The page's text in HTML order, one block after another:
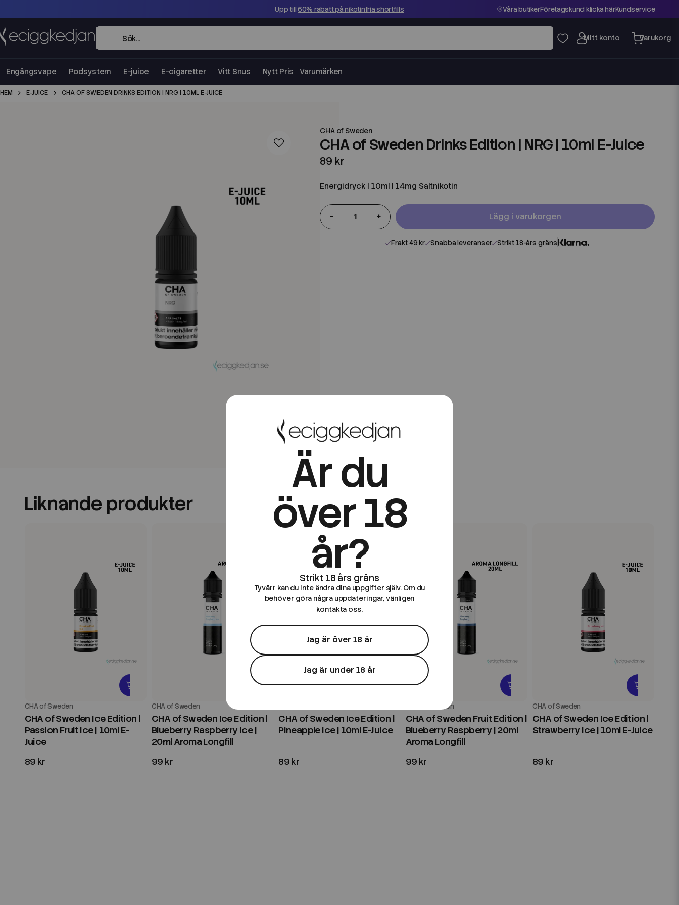
Upp till60% rabatt på nikotinfria shortfills Våra butikerFöretagskund klicka härKundservice
Engångsvape Podsystem E-juice E-cigaretter Vitt Snus Nytt Pris Varumärken
HEM E-JUICE CHA OF SWEDEN DRINKS EDITION | NRG | 10ML E-JUICE
CHA of Sweden
CHA of Sweden Drinks Edition | NRG | 10ml E-Juice
89 kr
Energidryck | 10ml | 14mg Saltnikotin
- + Lägg i varukorgen
Frakt 49 kr Snabba leveranser Strikt 18-års gräns
Liknande produkter
CHA of Sweden
CHA of Sweden Ice Edition |
Passion Fruit Ice | 10ml E-
Juice
89 kr
CHA of Sweden
CHA of Sweden Ice Edition |
Blueberry Raspberry Ice |
20ml Aroma Longfill
99 kr
CHA of Sweden Ice Edition |
Pineapple Ice | 10ml E-Juice
89 kr
CHA of Sweden
CHA of Sweden Fruit Edition |
Blueberry Raspberry | 20ml
Aroma Longfill
99 kr
CHA of Sweden
CHA of Sweden Ice Edition |
Strawberry Ice | 10ml E-Juice
89 kr
Är du
över 18
år?
Tyvärr kan du inte ändra dina uppgifter själv. Om du
behöver göra några uppdateringar, vänligen
kontakta oss.
Jag är över 18 år
Jag är under 18 år